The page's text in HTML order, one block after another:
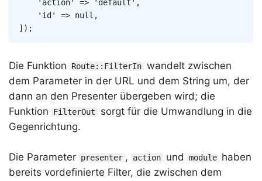
'action' => 'default' ,
'id'
=> null ,
] ) ;
Die Funktion Route::FilterIn wandelt zwischen
dem Parameter in der URL und dem String um, der
dann an den Presenter übergeben wird; die
Funktion
FilterOut
sorgt für die Umwandlung in die
Gegenrichtung.
Die Parameter presenter , action und module haben
bereits vordefinierte Filter, die zwischen dem